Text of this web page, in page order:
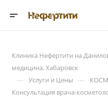
Клиника Нефертити на
медицина, Хабаровск
— Услуги и Цены —
Консультация врача-